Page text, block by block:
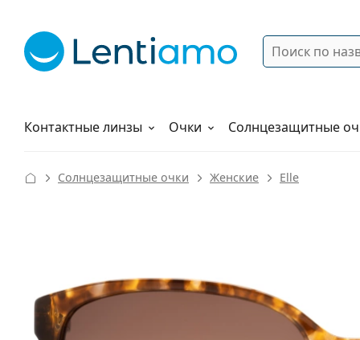
Поиск
Контактные линзы
Растворы Очки Солнцезащитные
Как заказать
Солнцезащитные очки Женские Elle